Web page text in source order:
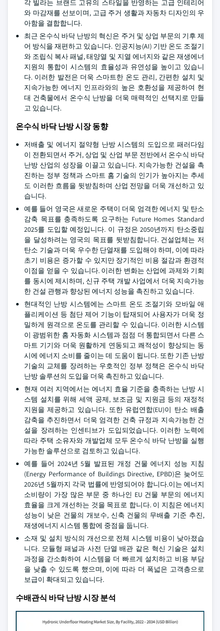
각 빌라는 브랜드 고유의 스타일을 반영하는 고급 인테리어
와 마감재를 선보이며, 고급 주거 생활과 자동차 디자인의 우
아함을 결합합니다.
최근 온수식 바닥 난방의 혁신은 주거 및 상업 부문의 기후 제
어 방식을 재편하고 있습니다. 인공지능(AI) 기반 온도 조절기
와 조립식 복사 패널, 태양열 및 지열 에너지와 같은 재생에너
지원의 통합이 시스템의 효율성과 유연성을 높이고 있습니
다. 이러한 발전은 더욱 스마트한 온도 관리, 간편한 설치 및
지속가능한 에너지 인프라와의 높은 호환성을 제공하여 현
대 건축물에서 온수식 난방을 더욱 매력적인 선택지로 만들
고 있습니다.
온수식 바닥 난방 시장 동향
저배출 및 에너지 절약형 난방 시스템의 도입으로 패러다임
이 전환되면서 주거, 상업 및 산업 부문 전반에서 온수식 바닥
난방 산업의 성장을 이끌고 있습니다. 지속가능한 건설을 촉
진하는 정부 정책과 스마트 홈 기술의 인기가 높아지는 추세
도 이러한 흐름을 뒷받침하며 산업 전망을 더욱 개선하고 있
습니다.
예를 들어 영국은 새로운 주택이 더욱 엄격한 에너지 및 탄소
감축 목표를 충족하도록 요구하는 Future Homes Standard
2025를 도입할 예정입니다. 이 규정은 2050년까지 탄소중립
을 달성하려는 영국의 목표를 뒷받침합니다. 건설업체는 저
탄소 기술과 더욱 우수한 단열재를 도입해야 하며, 이에 따라
초기 비용은 증가할 수 있지만 장기적인 비용 절감과 환경적
이점을 얻을 수 있습니다. 이러한 변화는 산업에 과제와 기회
를 동시에 제시하며, 신규 주택 개발 사업에서 더욱 지속가능
한 건설 관행과 향상된 에너지 성능을 촉진하고 있습니다.
현대적인 난방 시스템에는 스마트 온도 조절기와 모바일 애
플리케이션 등 첨단 제어 기능이 탑재되어 사용자가 더욱 정
밀하게 원격으로 온도를 관리할 수 있습니다. 이러한 시스템
이 광범위한 홈 자동화 시스템과 점점 더 통합되면서 다른 스
마트 기기와 더욱 원활하게 연동되고 쾌적성이 향상되는 동
시에 에너지 소비를 줄이는 데 도움이 됩니다. 또한 기존 난방
기술의 교체를 장려하는 우호적인 정부 정책은 온수식 바닥
난방 솔루션의 도입을 더욱 촉진하고 있습니다.
현재 여러 지역에서는 에너지 효율 기준을 충족하는 난방 시
스템 설치를 위해 세액 공제, 보조금 및 지원금 등의 재정적
지원을 제공하고 있습니다. 또한 유럽연합(EU)이 탄소 배출
감축을 추진하면서 더욱 엄격한 건축 규정과 지속가능한 건
설을 장려하는 인센티브가 도입되었습니다. 이러한 노력에
따라 주택 소유자와 개발업체 모두 온수식 바닥 난방을 실행
가능한 솔루션으로 검토하고 있습니다.
예를 들어 2024년 5월 발표된 개정 건물 에너지 성능 지침
(Energy Performance of Buildings Directive, EPBD)은 늦어도
2026년 5월까지 각국 법률에 반영되어야 합니다.이는 에너지
소비량이 가장 많은 부문 중 하나인 EU 건물 부문의 에너지
효율을 크게 개선하는 것을 목표로 합니다. 이 지침은 에너지
성능이 낮은 건물의 개보수, 신축 건물의 무배출 기준 추진,
재생에너지 시스템 통합에 중점을 둡니다.
소재 및 설치 방식의 개선으로 전체 시스템 비용이 낮아졌습
니다. 모듈형 패널과 사전 단열 배관 같은 혁신 기술은 설치
과정을 간소화하여 시스템을 더 빠르게 설치하고 비용 부담
을 낮출 수 있도록 했으며, 이에 따라 더 폭넓은 고객층으로
보급이 확대되고 있습니다.
수배관식 바닥 난방 시장 분석